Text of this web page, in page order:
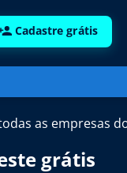
Cadastre grátis
as empresas
grátis